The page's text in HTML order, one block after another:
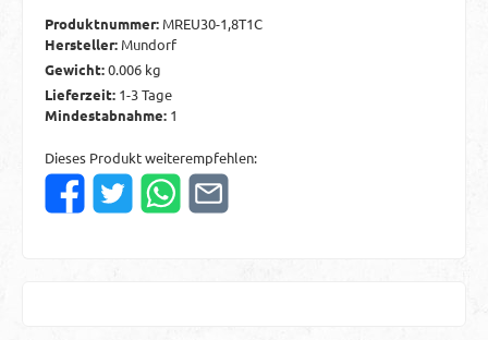
Produktnummer: MREU30-1,8T1C
Hersteller: Mundorf
Gewicht:0.006 kg
Lieferzeit: 1-3 Tage
Mindestabnahme: 1
Dieses Produkt weiterempfehlen: